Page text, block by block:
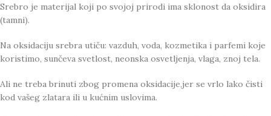
Srebro je materijal koji po svojoj prirodi ima sklonost da oksidira
(tamni).
Na oksidaciju srebra utiču: vazduh, voda, kozmetika i parfemi koje
koristimo, sunčeva svetlost, neonska osvetljenja, vlaga, znoj tela.
Ali ne treba brinuti zbog promena oksidacije,jer se vrlo lako čisti
kod vašeg zlatara ili u kućnim uslovima.